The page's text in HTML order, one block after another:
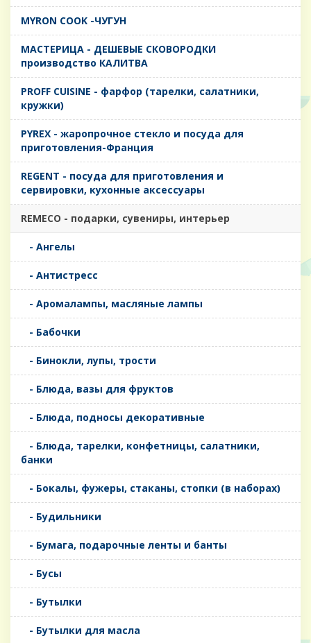
MYRON COOK -ЧУГУН
MАСТЕРИЦА - ДЕШЕВЫЕ СКОВОРОДКИ
производство КАЛИТВА
PROFF CUISINE - фарфор (тарелки, салатники,
кружки)
PYREX - жаропрочное стекло и посуда для
приготовления-Франция
REGENT - посуда для приготовления и
сервировки, кухонные аксессуары
REMECO - подарки, сувениры, интерьер
- Ангелы
- Антистресс
- Аромалампы, масляные лампы
- Бабочки
- Бинокли, лупы, трости
- Блюда, вазы для фруктов
- Блюда, подносы декоративные
- Блюда, тарелки, конфетницы, салатники,
банки
- Бокалы, фужеры, стаканы, стопки (в наборах)
- Будильники
- Бумага, подарочные ленты и банты
- Бусы
- Бутылки
- Бутылки для масла